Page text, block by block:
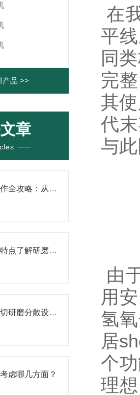
产品 >>
章
研磨分散设备操作全攻略：从开机到关机的详细步骤
结合工艺流程及特点了解研磨分散设备
纳米涂料用高剪切研磨分散设备更稳定
虑哪几方面？
在
平
同
完
其
代
与
由
用
氢
居
个
理